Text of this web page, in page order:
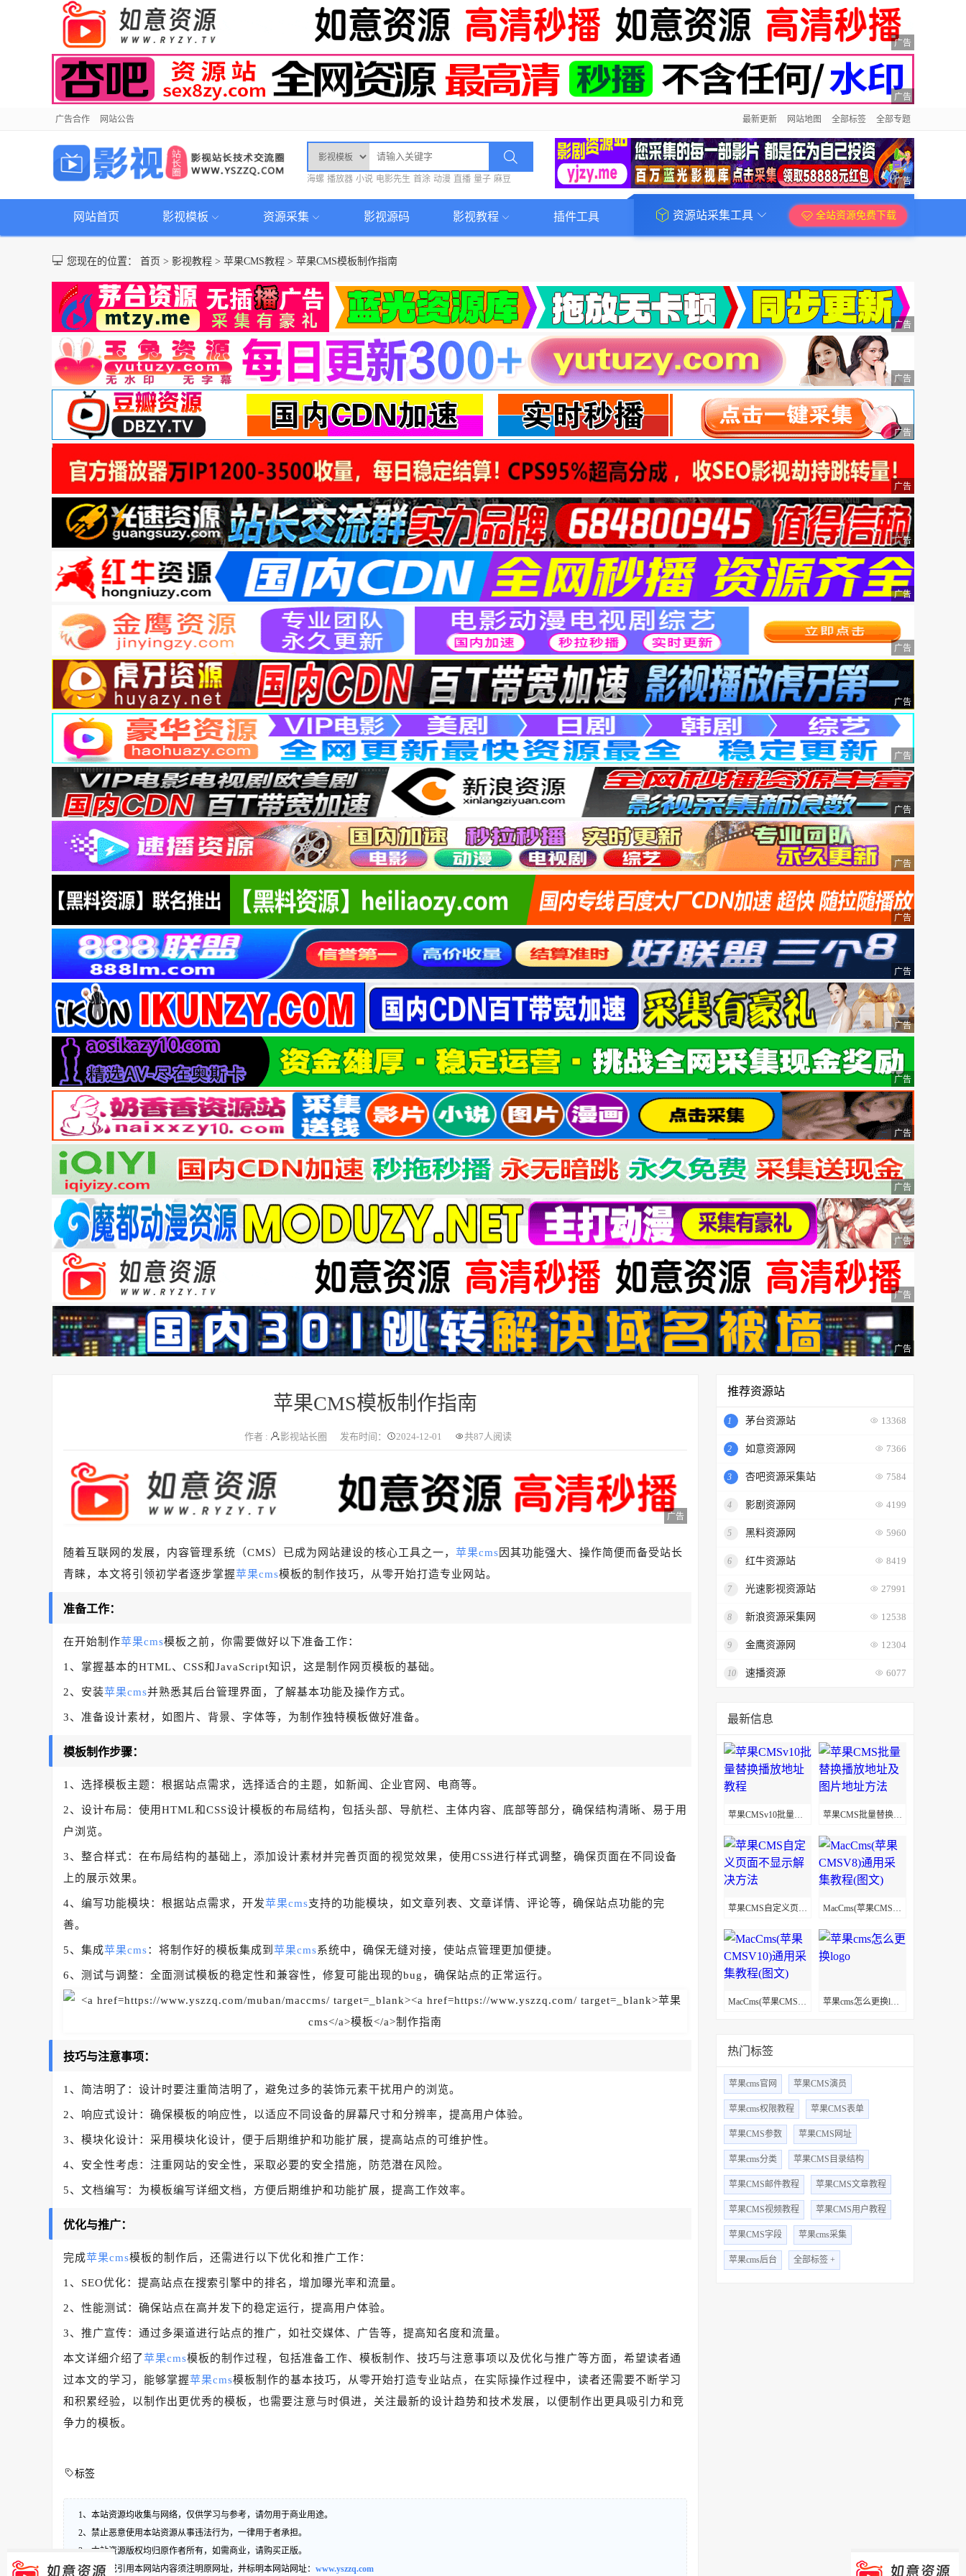
广告
广告
广告合作 网站公告 最新更新 网站地图 全部标签 全部专题
海螺 播放器 小说 电影先生 首涂 动漫 直播 量子 麻豆 广告
网站首页 影视模板 资源采集 影视源码 影视教程 插件工具 资源站采集工具 全站资源免费下载
您现在的位置： 首页 > 影视教程 > 苹果CMS教程 > 苹果CMS模板制作指南
广告
广告
广告
广告
广告
广告
广告
广告
广告
广告
广告
广告
广告
广告
广告
广告
广告
广告
广告
广告
苹果CMS模板制作指南
作者 : 影视站长圈 发布时间： 2024-12-01 共87人阅读
广告
随着互联网的发展，内容管理系统（CMS）已成为网站建设的核心工具之一， 苹果cms 因其功能强大、操作简便而备受站长
青睐，本文将引领初学者逐步掌握苹果cms模板的制作技巧，从零开始打造专业网站。
准备工作：
在开始制作苹果cms模板之前，你需要做好以下准备工作：
1、掌握基本的HTML、CSS和JavaScript知识，这是制作网页模板的基础。
2、安装苹果cms并熟悉其后台管理界面，了解基本功能及操作方式。
3、准备设计素材，如图片、背景、字体等，为制作独特模板做好准备。
模板制作步骤：
1、选择模板主题：根据站点需求，选择适合的主题，如新闻、企业官网、电商等。
2、设计布局：使用HTML和CSS设计模板的布局结构，包括头部、导航栏、主体内容、底部等部分，确保结构清晰、易于用
户浏览。
3、整合样式：在布局结构的基础上，添加设计素材并完善页面的视觉效果，使用CSS进行样式调整，确保页面在不同设备
上的展示效果。
4、编写功能模块：根据站点需求，开发苹果cms支持的功能模块，如文章列表、文章详情、评论等，确保站点功能的完
善。
5、集成苹果cms：将制作好的模板集成到 苹果cms系统中，确保无缝对接，使站点管理更加便捷。
6、测试与调整：全面测试模板的稳定性和兼容性，修复可能出现的bug，确保站点的正常运行。
技巧与注意事项：
1、简洁明了：设计时要注重简洁明了，避免过多的装饰元素干扰用户的浏览。
2、响应式设计：确保模板的响应性，以适应不同设备的屏幕尺寸和分辨率，提高用户体验。
3、模块化设计：采用模块化设计，便于后期维护和功能扩展，提高站点的可维护性。
4、安全性考虑：注重网站的安全性，采取必要的安全措施，防范潜在风险。
5、文档编写：为模板编写详细文档，方便后期维护和功能扩展，提高工作效率。
优化与推广：
完成苹果cms模板的制作后，还需进行以下优化和推广工作：
1、SEO优化：提高站点在搜索引擎中的排名，增加曝光率和流量。
2、性能测试：确保站点在高并发下的稳定运行，提高用户体验。
3、推广宣传：通过多渠道进行站点的推广，如社交媒体、广告等，提高知名度和流量。
本文详细介绍了苹果cms模板的制作过程，包括准备工作、模板制作、技巧与注意事项以及优化与推广等方面，希望读者通
过本文的学习，能够掌握苹果cms模板制作的基本技巧，从零开始打造专业站点，在实际操作过程中，读者还需要不断学习
和积累经验，以制作出更优秀的模板，也需要注意与时俱进，关注最新的设计趋势和技术发展，以便制作出更具吸引力和竞
争力的模板。
标签
1、本站资源均收集与网络，仅供学习与参考，请勿用于商业用途。
2、禁止恶意使用本站资源从事违法行为，一律用于者承担。
3、本站资源版权均归原作者所有，如需商业，请购买正版。
4、转载或引用本网站内容须注明原网址，并标明本网站网址： www.yszzq.com
推荐资源站
1 茅台资源站 13368
2 如意资源网 7366
3 杏吧资源采集站 7584
4 影剧资源网 4199
5 黑料资源网 5960
6 红牛资源站 8419
7 光速影视资源站 27991
8 新浪资源采集网 12538
9 金鹰资源网 12304
10 速播资源 6077
最新信息
苹果CMSv10批量替换播放地址教程 苹果CMS批量替换播放地址及图片地址方法
苹果CMS自定义页面不显示解决方法 MacCms(苹果CMSV8)通用采集教程(图文)
MacCms(苹果CMSV10)通用采集教程(图文) 苹果cms怎么更换logo
热门标签
苹果cms官网 苹果CMS演员
苹果cms权限教程 苹果CMS表单
苹果CMS参数 苹果CMS网址
苹果cms分类 苹果CMS目录结构
苹果CMS邮件教程 苹果CMS文章教程
苹果CMS视频教程 苹果CMS用户教程
苹果CMS字段 苹果cms采集
苹果cms后台 全部标签 +